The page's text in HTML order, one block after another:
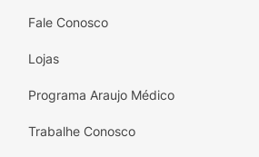
Fale Conosco
Lojas
Programa Araujo Médico
Trabalhe Conosco